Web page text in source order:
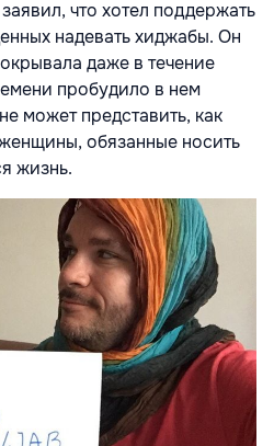
что хотел поддержать
надевать хиджабы. Он
даже в течение
пробудило в нем
может представить, как
обязанные носить
жизнь.